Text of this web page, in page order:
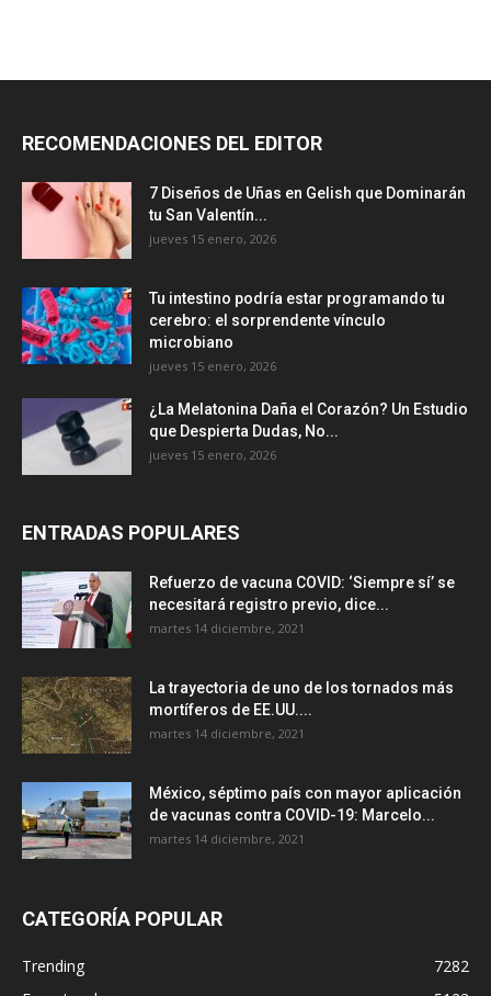
RECOMENDACIONES DEL EDITOR
7 Diseños de Uñas en Gelish que Dominarán
tu San Valentín...
jueves 15 enero, 2026
Tu intestino podría estar programando tu
cerebro: el sorprendente vínculo
microbiano
jueves 15 enero, 2026
¿La Melatonina Daña el Corazón? Un Estudio
que Despierta Dudas, No...
jueves 15 enero, 2026
ENTRADAS POPULARES
Refuerzo de vacuna COVID: ‘Siempre sí’ se
necesitará registro previo, dice...
martes 14 diciembre, 2021
La trayectoria de uno de los tornados más
mortíferos de EE.UU....
martes 14 diciembre, 2021
México, séptimo país con mayor aplicación
de vacunas contra COVID-19: Marcelo...
martes 14 diciembre, 2021
CATEGORÍA POPULAR
Trending
7282